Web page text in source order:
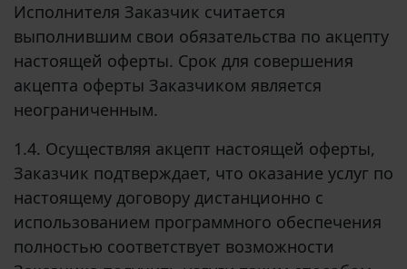
Исполнителя Заказчик считается
выполнившим свои обязательства по акцепту
настоящей оферты. Срок для совершения
акцепта оферты Заказчиком является
неограниченным.
1.4. Осуществляя акцепт настоящей оферты,
Заказчик подтверждает, что оказание услуг по
настоящему договору дистанционно с
использованием программного обеспечения
полностью соответствует возможности